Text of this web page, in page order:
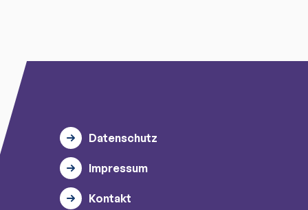
Datenschutz
Impressum
Kontakt